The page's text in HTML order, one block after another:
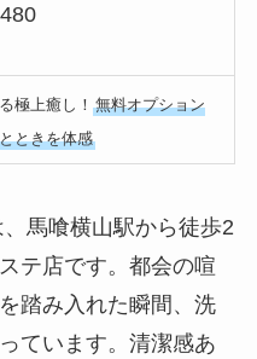
極上癒し！無料オプション
ときを体感
、馬喰横山駅から徒歩2
テ店です。都会の喧
踏み入れた瞬間、洗
ています。清潔感あ